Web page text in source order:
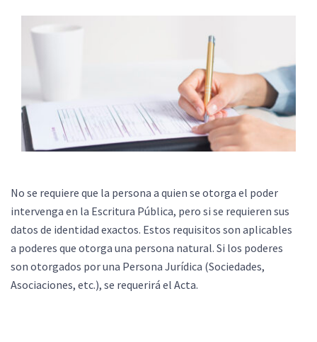
No se requiere que la persona a quien se otorga el poder
intervenga en la Escritura Pública, pero si se requieren sus
datos de identidad exactos. Estos requisitos son aplicables
a poderes que otorga una persona natural. Si los poderes
son otorgados por una Persona Jurídica (Sociedades,
Asociaciones, etc.), se requerirá el Acta.